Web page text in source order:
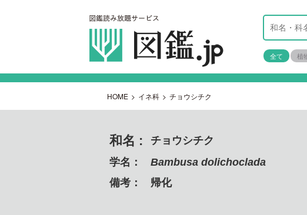
全て 植
HOME > イネ科 > チョウシチク
和名 :
チョウシチク
学名：
Bambusa dolichoclada
備考：
帰化